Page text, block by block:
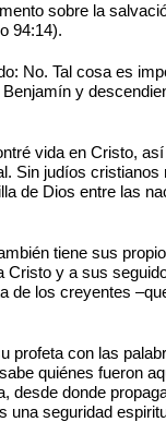
sobre la
94:14).
No. Tal cosa es
y
vida en Cristo,
Sin judíos
de Dios entre las
tiene sus
Cristo y a sus
de los creyentes
profeta con las
quiénes fueron
desde donde
una seguridad